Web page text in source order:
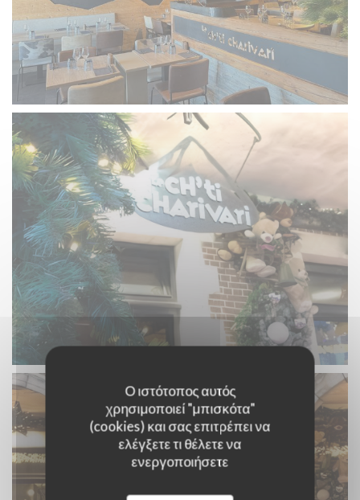
Ο ιστότοπος αυτός
χρησιμοποιεί "μπισκότα"
(cookies) και σας επιτρέπει να
ελέγξετε τι θέλετε να
ενεργοποιήσετε